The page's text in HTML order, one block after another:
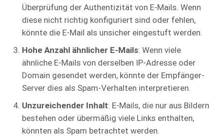
Überprüfung der Authentizität von E-Mails. Wenn
diese nicht richtig konfiguriert sind oder fehlen,
könnte die E-Mail als unsicher eingestuft werden.
Hohe Anzahl ähnlicher E-Mails: Wenn viele
ähnliche E-Mails von derselben IP-Adresse oder
Domain gesendet werden, könnte der Empfänger-
Server dies als Spam-Verhalten interpretieren.
Unzureichender Inhalt: E-Mails, die nur aus Bildern
bestehen oder übermäßig viele Links enthalten,
könnten als Spam betrachtet werden.